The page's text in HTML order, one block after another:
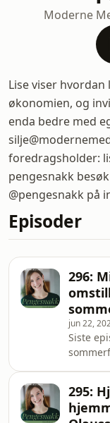
Moderne
Lise viser
økonomien, og
enda bedre med
foredragsholder:
pengesnakk
@pengesnakk på
Episoder
296:
jun 22,
Siste
blir alt
Og livet
295: